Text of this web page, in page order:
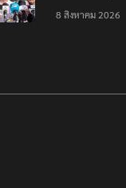
จุดสำคัญทั้งหมด
8 สิงหาคม 2026